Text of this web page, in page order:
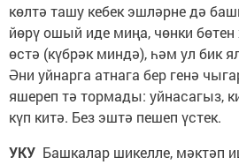
көлтә ташу кебек эшләрне дә
йөрү ошый иде миңа, чөнки
өстә (күбрәк миндә), һәм ул бик
Әни уйнарга атнага бер генә
яшереп тә тормады: уйнасагыз,
күп китә. Без эштә пешеп үстек.
УКУ Башкалар шикелле, мәктәп